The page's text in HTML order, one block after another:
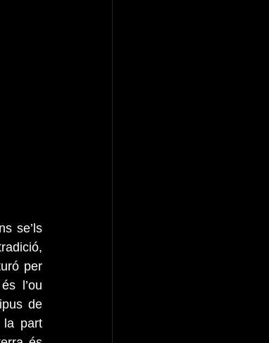
se’ls
per
l’ou
de
la part